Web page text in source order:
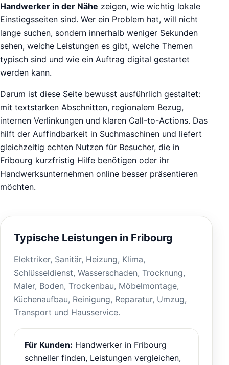
Handwerker in der Nähe zeigen, wie wichtig lokale
Einstiegsseiten sind. Wer ein Problem hat, will nicht
lange suchen, sondern innerhalb weniger Sekunden
sehen, welche Leistungen es gibt, welche Themen
typisch sind und wie ein Auftrag digital gestartet
werden kann.
Darum ist diese Seite bewusst ausführlich gestaltet:
mit textstarken Abschnitten, regionalem Bezug,
internen Verlinkungen und klaren Call-to-Actions. Das
hilft der Auffindbarkeit in Suchmaschinen und liefert
gleichzeitig echten Nutzen für Besucher, die in
Fribourg kurzfristig Hilfe benötigen oder ihr
Handwerksunternehmen online besser präsentieren
möchten.
Typische Leistungen in Fribourg
Elektriker, Sanitär, Heizung, Klima,
Schlüsseldienst, Wasserschaden, Trocknung,
Maler, Boden, Trockenbau, Möbelmontage,
Küchenaufbau, Reinigung, Reparatur, Umzug,
Transport und Hausservice.
Für Kunden: Handwerker in Fribourg
schneller finden, Leistungen vergleichen,